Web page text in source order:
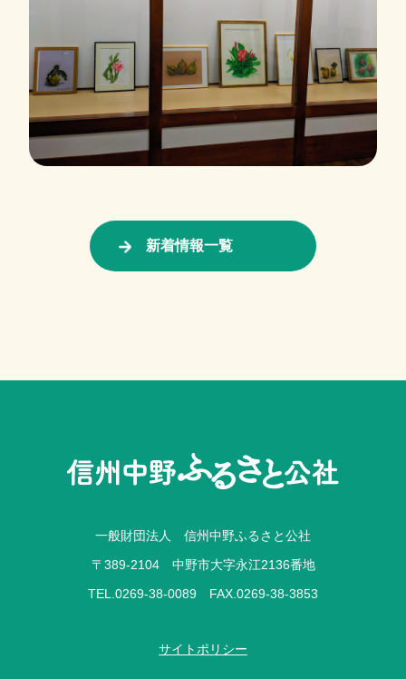
新着情報一覧
一般財団法人 信州中野ふるさと公社
〒389-2104 中野市大字永江2136番地
TEL.0269-38-0089 FAX.0269-38-3853
サイトポリシー